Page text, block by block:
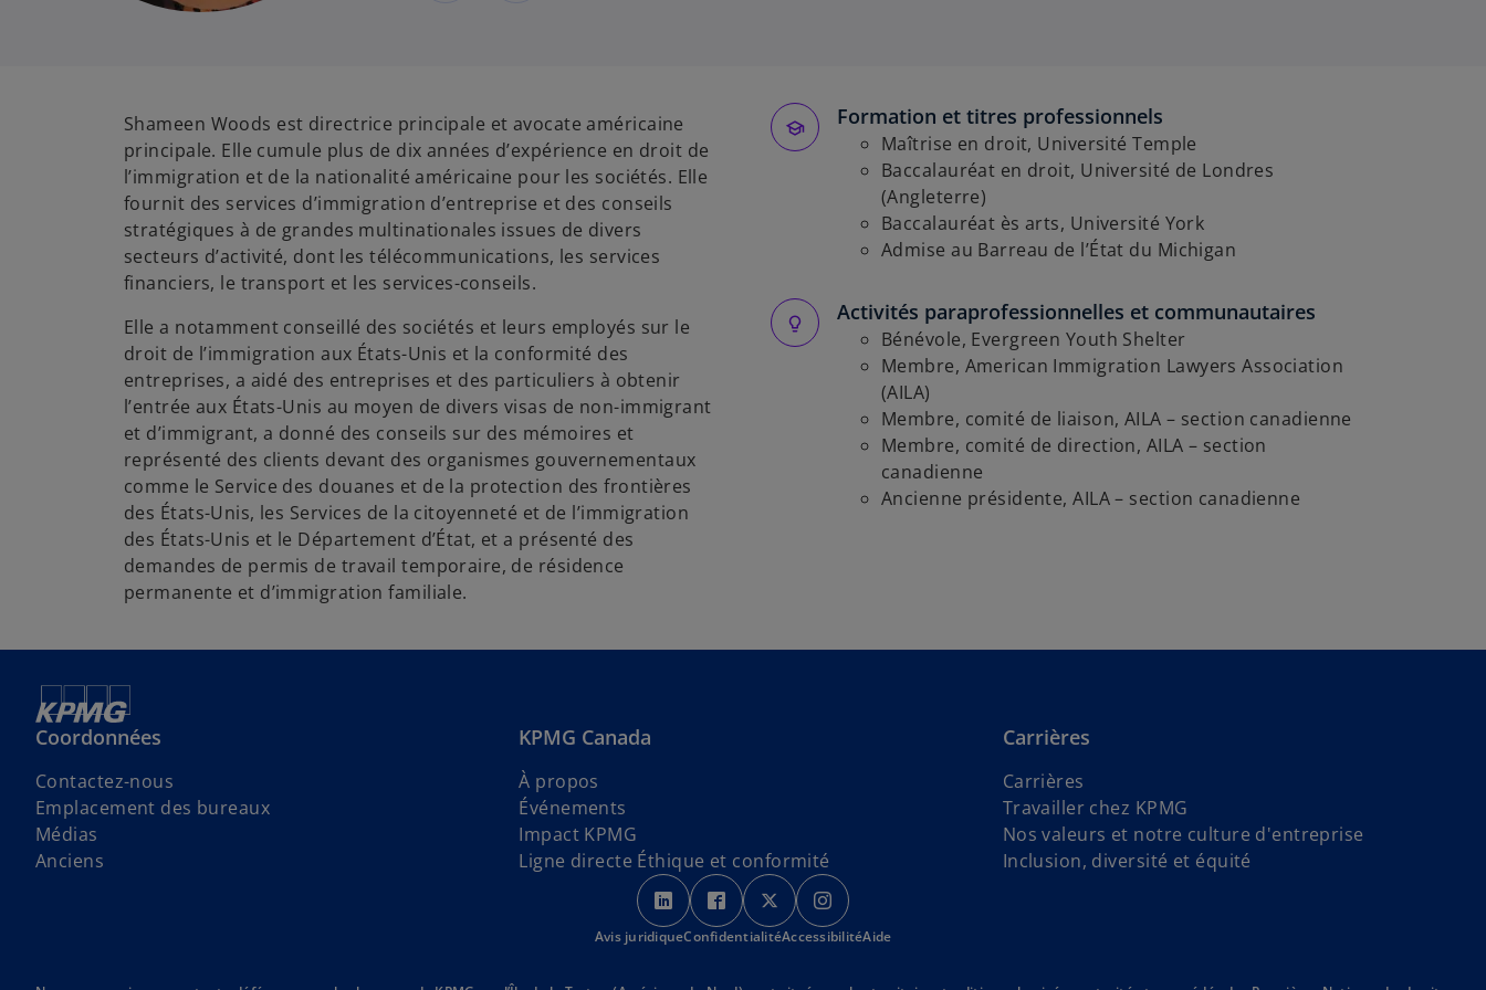
Shameen Woods est directrice principale et avocate américaine
principale. Elle cumule plus de dix années d’expérience en droit de
l’immigration et de la nationalité américaine pour les sociétés. Elle
fournit des services d’immigration d’entreprise et des conseils
stratégiques à de grandes multinationales issues de divers
secteurs d’activité, dont les télécommunications, les services
financiers, le transport et les services-conseils.
Elle a notamment conseillé des sociétés et leurs employés sur le
droit de l’immigration aux États-Unis et la conformité des
entreprises, a aidé des entreprises et des particuliers à obtenir
l’entrée aux États-Unis au moyen de divers visas de non-immigrant
et d’immigrant, a donné des conseils sur des mémoires et
représenté des clients devant des organismes gouvernementaux
comme le Service des douanes et de la protection des frontières
des États-Unis, les Services de la citoyenneté et de l’immigration
des États-Unis et le Département d’État, et a présenté des
demandes de permis de travail temporaire, de résidence
permanente et d’immigration familiale.
Formation et titres professionnels
Maîtrise en droit, Université Temple
Baccalauréat en droit, Université de Londres
(Angleterre)
Baccalauréat ès arts, Université York
Admise au Barreau de l’État du Michigan
Activités paraprofessionnelles et communautaires
Bénévole, Evergreen Youth Shelter
Membre, American Immigration Lawyers Association
(AILA)
Membre, comité de liaison, AILA – section canadienne
Membre, comité de direction, AILA – section
canadienne
Ancienne présidente, AILA – section canadienne
Coordonnées
Contactez-nous
Emplacement des bureaux
Médias
Anciens
KPMG Canada
À propos
Événements
Impact KPMG
Ligne directe Éthique et conformité
Carrières
Carrières
Travailler chez KPMG
Nos valeurs et notre culture d'entreprise
Inclusion, diversité et équité
s
’
o
s
’
o
s
’
o
’
o
Avis juridiqueConfidentialitéAccessibilitéAide